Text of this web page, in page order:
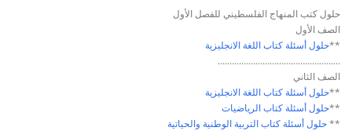
حلول كتب المنهاج الفلسطيني للفصل الأول
الصف الأول
**حلول أسئلة كتاباللغة الانجليزية
…………………………………………….
الصف الثاني
**حلول أسئلة كتاباللغة الانجليزية
**حلول أسئلة كتابالرياضيات
**حلول أسئلة كتابالتربية الوطنية والحياتية